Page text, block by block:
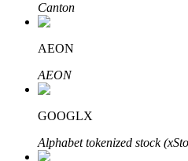
Obtenez des bénéfices à long
Canton
AEON
AEON
GOOGLX
Alphabet tokenized stock